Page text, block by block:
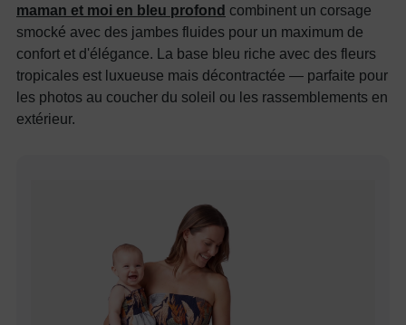
maman et moi en bleu profond combinent un corsage
smocké avec des jambes fluides pour un maximum de
confort et d'élégance. La base bleu riche avec des fleurs
tropicales est luxueuse mais décontractée — parfaite pour
les photos au coucher du soleil ou les rassemblements en
extérieur.